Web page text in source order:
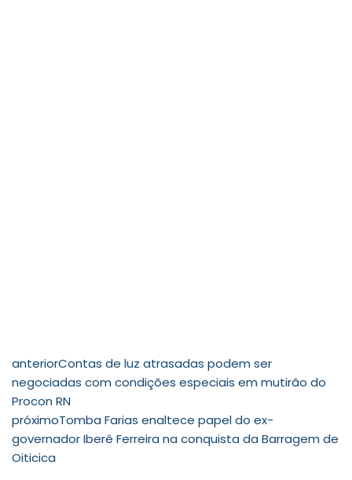
anteriorContas de luz atrasadas podem ser
negociadas com condições especiais em mutirão do
Procon RN
próximoTomba Farias enaltece papel do ex-
governador Iberê Ferreira na conquista da Barragem de
Oiticica